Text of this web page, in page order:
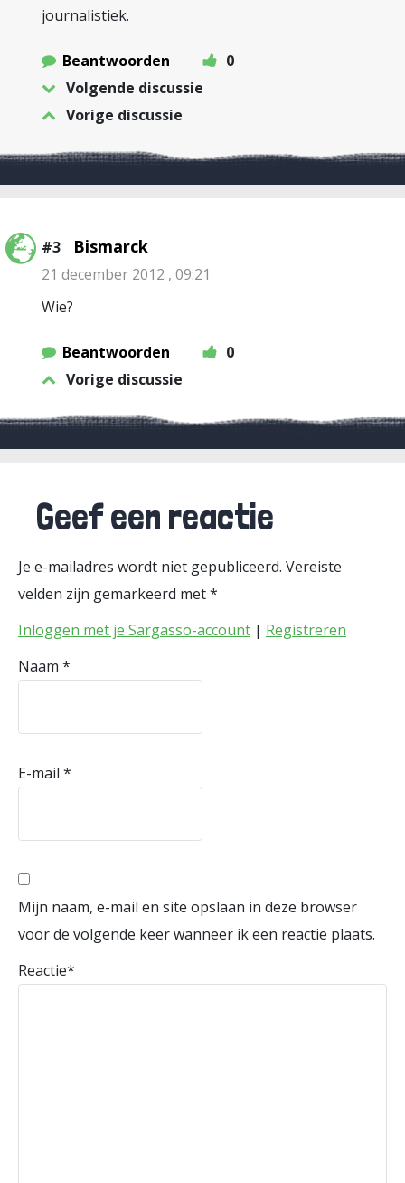
journalistiek.
Beantwoorden
0
Volgende discussie
Vorige discussie
#3 Bismarck
21 december 2012 , 09:21
Wie?
Beantwoorden
0
Vorige discussie
Geef een reactie
Je e-mailadres wordt niet gepubliceerd. Vereiste
velden zijn gemarkeerd met*
Inloggen met je Sargasso-account | Registreren
Naam *
E-mail *
Mijn naam, e-mail en site opslaan in deze browser
voor de volgende keer wanneer ik een reactie plaats.
Reactie*